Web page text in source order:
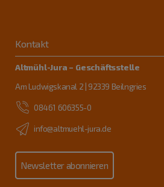
Kontakt
Altmühl-Jura – Geschäftsstelle
Am Ludwigskanal 2 | 92339 Beilngries
08461 606355-0
info@altmuehl-jura.de
Newsletter abonnieren